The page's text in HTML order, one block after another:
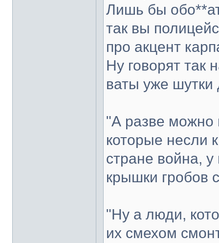
Лишь бы
так вы
про акцент
Ну говорят так
ваты уже шутки
"А разве можно
которые несли
стране война,
крышки гробов
"Ну а люди,
их смехом